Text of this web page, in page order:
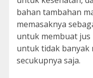
bahan tambahan
memasaknya
untuk membuat
untuk tidak banyak
secukupnya saja.